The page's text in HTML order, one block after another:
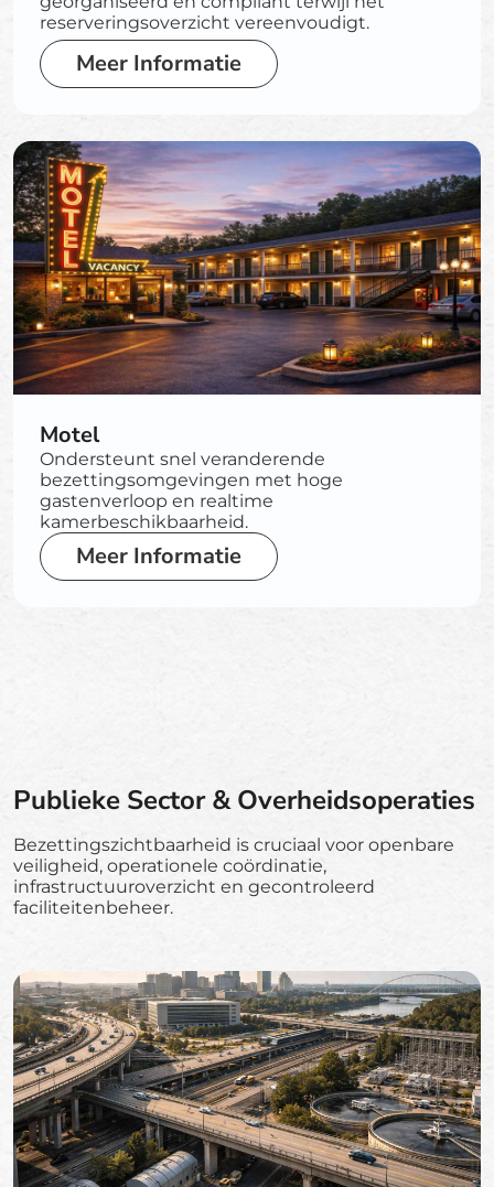
reserveringsoverzicht vereenvoudigt.
Meer Informatie
Motel
Ondersteunt snel veranderende
bezettingsomgevingen met hoge
gastenverloop en realtime
kamerbeschikbaarheid.
Meer Informatie
Publieke Sector & Overheidsoperaties
Bezettingszichtbaarheid is cruciaal voor openbare
veiligheid, operationele coördinatie,
infrastructuuroverzicht en gecontroleerd
faciliteitenbeheer.